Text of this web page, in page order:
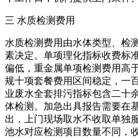
三 水质检测费用
水质检测费用由水体类型、检
素决定。单项理化指标收费标
偏低，重金属单项检测费用高
规十项套餐费用区间稳定，一
业废水全套排污指标包含二十
体检测。加急出具报告需要在
出，上门现场取水不收取单独
池水对应检测项目数量不同，